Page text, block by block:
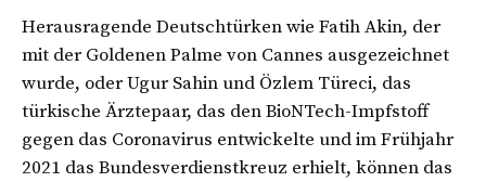
Herausragende Deutschtürken wie Fatih Akin, der
mit der Goldenen Palme von Cannes ausgezeichnet
wurde, oder Ugur Sahin und Özlem Türeci, das
türkische Ärztepaar, das den BioNTech-Impfstoff
gegen das Coronavirus entwickelte und im Frühjahr
2021 das Bundesverdienstkreuz erhielt, können das